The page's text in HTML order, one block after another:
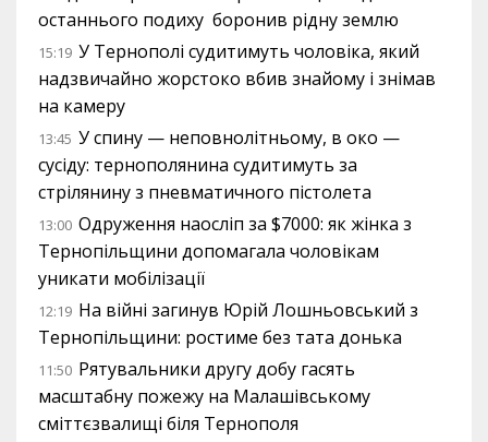
останнього подиху боронив рідну землю
15:19 У Тернополі судитимуть чоловіка, який
надзвичайно жорстоко вбив знайому і знімав
на камеру
13:45 У спину — неповнолітньому, в око —
сусіду: тернополянина судитимуть за
стрілянину з пневматичного пістолета
13:00 Одруження наосліп за $7000: як жінка з
Тернопільщини допомагала чоловікам
уникати мобілізації
12:19 На війні загинув Юрій Лошньовський з
Тернопільщини: ростиме без тата донька
11:50 Рятувальники другу добу гасять
масштабну пожежу на Малашівському
сміттєзвалищі біля Тернополя